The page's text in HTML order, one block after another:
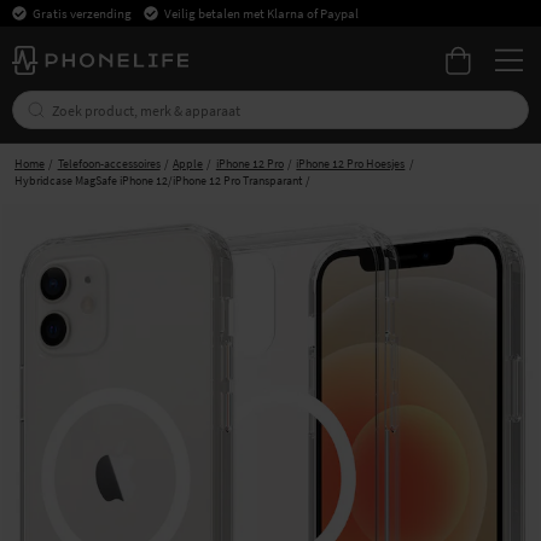
Gratis verzending Veilig betalen met Klarna of Paypal
Home Telefoon-accessoires Apple iPhone 12 Pro
iPhone 12 Pro Hoesjes
Hybridcase MagSafe iPhone 12/iPhone 12 Pro Transparant